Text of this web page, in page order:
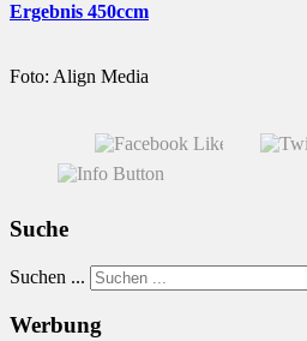
Ergebnis 450ccm
Foto: Align Media
Suche
Suchen ...
Werbung